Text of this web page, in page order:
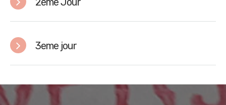
3eme jour